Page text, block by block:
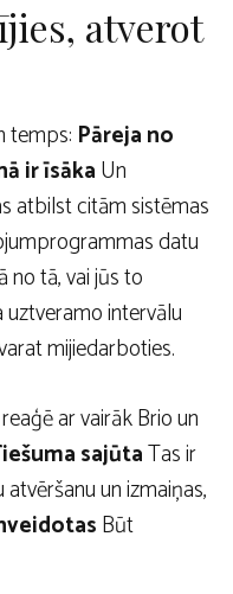
atverot
temps: Pāreja no
ir īsākaUn
atbilst citām sistēmas
datu
no tā, vai jūs to
intervālu
mijiedarboties.
ar vairāk Brio un
sajūtaTas ir
un izmaiņas,
Būt